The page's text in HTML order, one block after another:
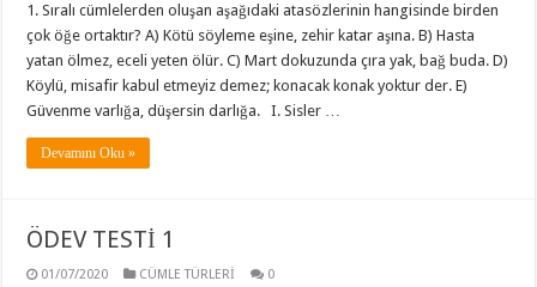
1. Sıralı cümlelerden oluşan aşağıdaki atasözlerinin hangisinde birden
çok öğe ortaktır? A) Kötü söyleme eşine, zehir katar aşına. B) Hasta
yatan ölmez, eceli yeten ölür. C) Mart dokuzunda çıra yak, bağ buda. D)
Köylü, misafir kabul etmeyiz demez; konacak konak yoktur der. E)
Güvenme varlığa, düşersin darlığa. I. Sisler …
Devamını Oku »
ÖDEV TESTİ 1
01/07/2020 CÜMLE TÜRLERİ 0